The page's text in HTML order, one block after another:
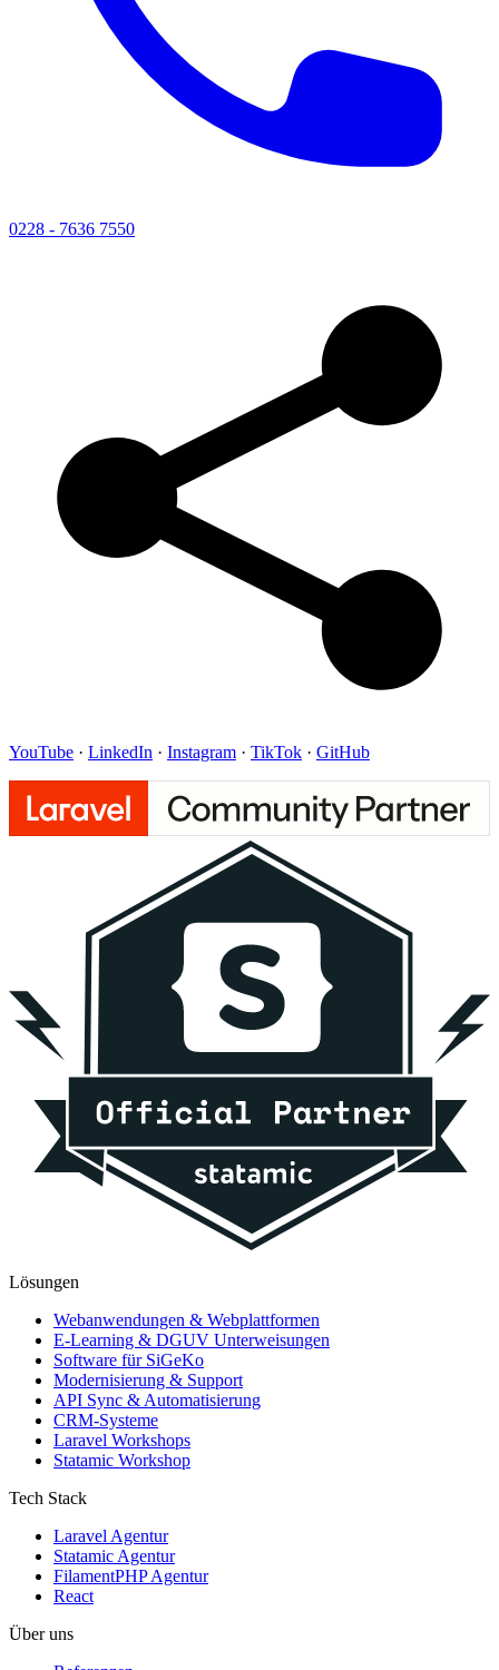
0228 - 7636 7550
YouTube · LinkedIn · Instagram · TikTok · GitHub
Lösungen
Webanwendungen & Webplattformen
E-Learning & DGUV Unterweisungen
Software für SiGeKo
Modernisierung & Support
API Sync & Automatisierung
CRM-Systeme
Laravel Workshops
Statamic Workshop
Tech Stack
Laravel Agentur
Statamic Agentur
FilamentPHP Agentur
React
Über uns